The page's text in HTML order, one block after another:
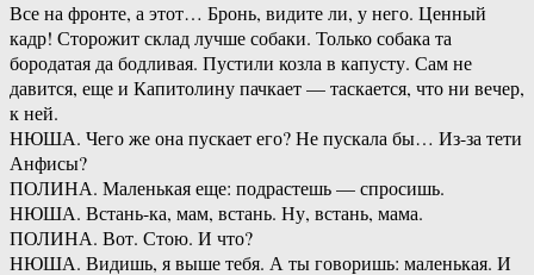
Все на фронте, а этот… Бронь, видите ли, у него. Ценный
кадр! Сторожит склад лучше собаки. Только собака та
бородатая да бодливая. Пустили козла в капусту. Сам не
давится, еще и Капитолину пачкает — таскается, что ни вечер,
к ней.
НЮША. Чего же она пускает его? Не пускала бы… Из-за тети
Анфисы?
ПОЛИНА. Маленькая еще: подрастешь — спросишь.
НЮША. Встань-ка, мам, встань. Ну, встань, мама.
ПОЛИНА. Вот. Стою. И что?
НЮША. Видишь, я выше тебя. А ты говоришь: маленькая. И